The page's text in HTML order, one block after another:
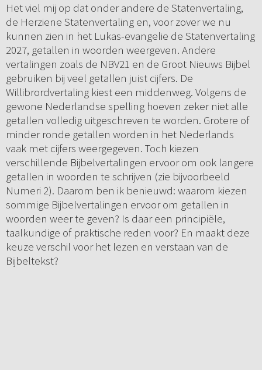
Het viel mij op dat onder andere de Statenvertaling,
de Herziene Statenvertaling en, voor zover we nu
kunnen zien in het Lukas-evangelie de Statenvertaling
2027, getallen in woorden weergeven. Andere
vertalingen zoals de NBV21 en de Groot Nieuws Bijbel
gebruiken bij veel getallen juist cijfers. De
Willibrordvertaling kiest een middenweg. Volgens de
gewone Nederlandse spelling hoeven zeker niet alle
getallen volledig uitgeschreven te worden. Grotere of
minder ronde getallen worden in het Nederlands
vaak met cijfers weergegeven. Toch kiezen
verschillende Bijbelvertalingen ervoor om ook langere
getallen in woorden te schrijven (zie bijvoorbeeld
Numeri 2). Daarom ben ik benieuwd: waarom kiezen
sommige Bijbelvertalingen ervoor om getallen in
woorden weer te geven? Is daar een principiële,
taalkundige of praktische reden voor? En maakt deze
keuze verschil voor het lezen en verstaan van de
Bijbeltekst?